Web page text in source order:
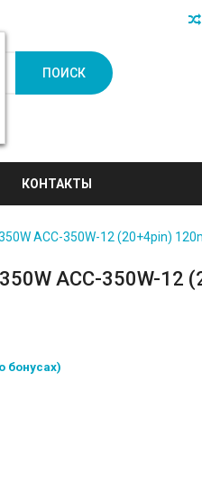
ПОИСК
КОНТАКТЫ
ACC-350W-12 (20+4pin)
ACC-350W-12
бонусах)